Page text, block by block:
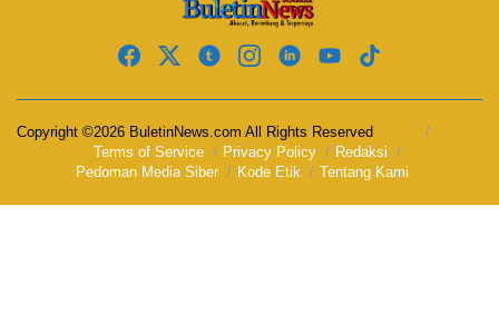
Copyright ©2026 BuletinNews.com All Rights Reserved
Terms of Service
Privacy Policy
Redaksi
Pedoman Media Siber
Kode Etik Tentang Kami